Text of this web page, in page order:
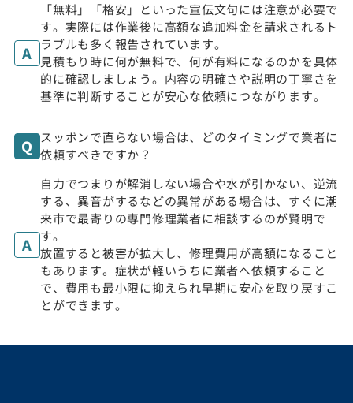
「無料」「格安」といった宣伝文句には注意が必要で
す。実際には作業後に高額な追加料金を請求されるト
ラブルも多く報告されています。
見積もり時に何が無料で、何が有料になるのかを具体
的に確認しましょう。内容の明確さや説明の丁寧さを
基準に判断することが安心な依頼につながります。
スッポンで直らない場合は、どのタイミングで業者に
依頼すべきですか？
自力でつまりが解消しない場合や水が引かない、逆流
する、異音がするなどの異常がある場合は、すぐに潮
来市で最寄りの専門修理業者に相談するのが賢明で
す。
放置すると被害が拡大し、修理費用が高額になること
もあります。症状が軽いうちに業者へ依頼すること
で、費用も最小限に抑えられ早期に安心を取り戻すこ
とができます。